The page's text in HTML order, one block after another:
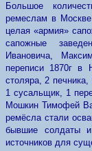
Большое
ремеслам в
целая «армия»
сапожные
Ивановича,
переписи 1870г в
столяра, 2
1 сусальщик, 1
Мошкин Тимофей
ремёсла стали
бывшие солдаты
источников для